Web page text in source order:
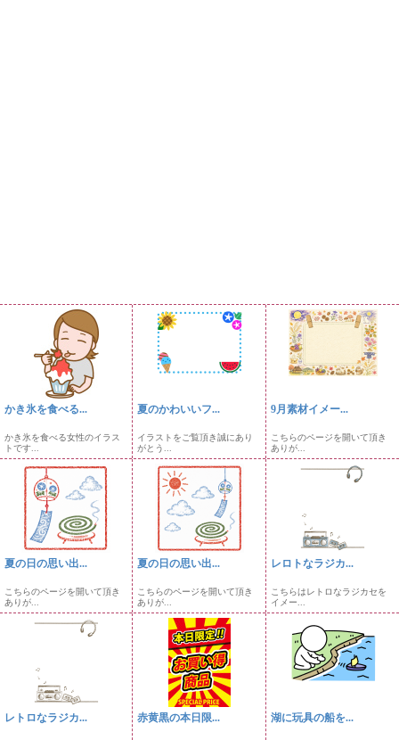
かき氷を食べる...
かき氷を食べる女性のイラス
トです...
夏のかわいいフ...
イラストをご覧頂き誠にあり
がとう...
9月素材イメー...
こちらのページを開いて頂き
ありが...
夏の日の思い出...
こちらのページを開いて頂き
ありが...
夏の日の思い出...
こちらのページを開いて頂き
ありが...
レロトなラジカ...
こちらはレトロなラジカセを
イメー...
レトロなラジカ... 赤黄黒の本日限... 湖に玩具の船を...